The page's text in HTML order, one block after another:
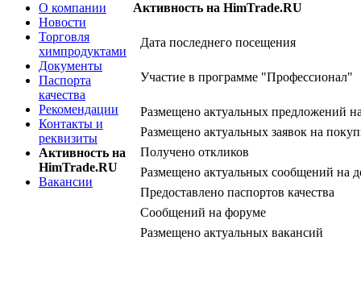
О компании
Новости
Торговля
химпродуктами
Документы
Паспорта
качества
Рекомендации
Контакты и
реквизиты
Активность на
HimTrade.RU
Вакансии
Активность на HimTrade.RU
Дата последнего посещения
Участие в программе "Профессионал"
Размещено актуальных предложений
Размещено актуальных заявок на
Получено откликов
Размещено актуальных сообщений на
Предоставлено паспортов качества
Сообщений на форуме
Размещено актуальных вакансий